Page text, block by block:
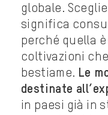
globale.
significa
perché quella
coltivazioni
bestiame. Le
destinate
in paesi già in